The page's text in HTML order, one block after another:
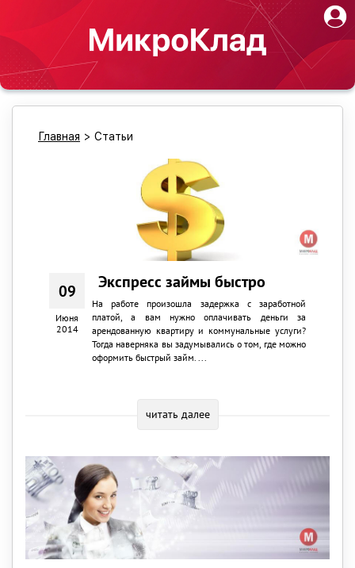
Главная > Статьи
09
Июня
2014
Экспресс займы быстро
На работе произошла задержка с заработной
платой, а вам нужно оплачивать деньги за
арендованную квартиру и коммунальные услуги?
Тогда наверняка вы задумывались о том, где можно
оформить быстрый займ. ...
читать далее